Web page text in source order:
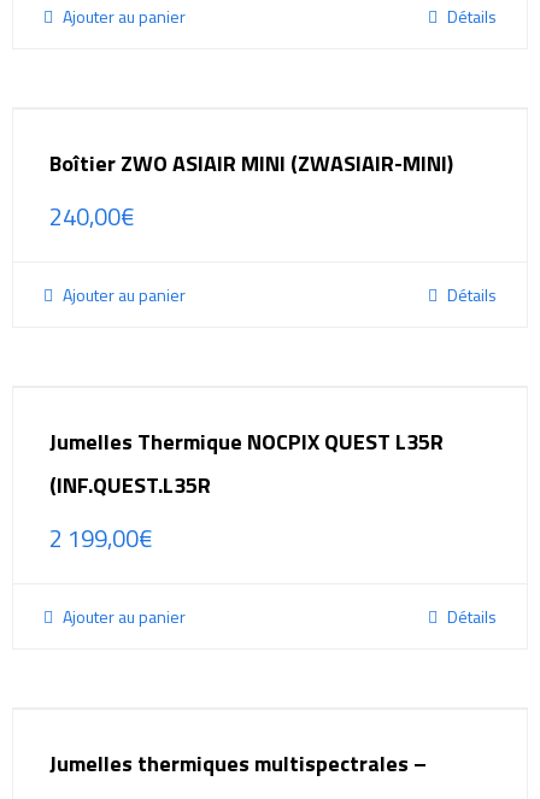
Ajouter au panier Détails
Boîtier ZWO ASIAIR MINI (ZWASIAIR-MINI)
240,00€
Ajouter au panier Détails
Jumelles Thermique NOCPIX QUEST L35R
(INF.QUEST.L35R
2 199,00€
Ajouter au panier Détails
Jumelles thermiques multispectrales –